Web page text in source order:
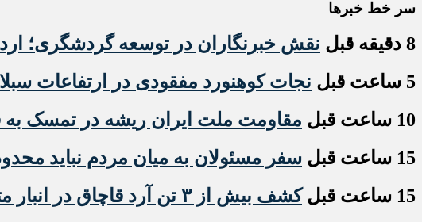
سر خط خبرها
8 دقیقه قبل
نقش خبرنگاران در توسعه گردشگری؛
5 ساعت قبل
نجات کوهنورد مفقودی در ارتفاعات
10 ساعت قبل
مقاومت ملت ایران ریشه در تمسک به
15 ساعت قبل
سفر مسئولان به میان مردم نباید
15 ساعت قبل
کشف بیش از ۳ تن آرد قاچاق در انبار متروکه و متخلف مشگین‌شهر